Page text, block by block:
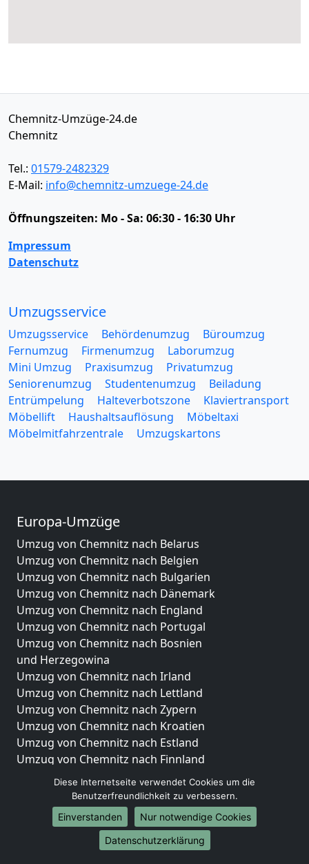
Chemnitz-Umzüge-24.de
Chemnitz
Tel.: 01579-2482329
E-Mail: info@chemnitz-umzuege-24.de
Öffnungszeiten: Mo - Sa: 06:30 - 16:30 Uhr
Impressum
Datenschutz
Umzugsservice
Umzugsservice Behördenumzug
Büroumzug
Fernumzug
Firmenumzug
Laborumzug
Mini Umzug
Praxisumzug
Privatumzug
Seniorenumzug
Studentenumzug
Beiladung
Entrümpelung
Halteverbotszone
Klaviertransport
Möbellift
Haushaltsauflösung
Möbeltaxi
Möbelmitfahrzentrale
Umzugskartons
Europa-Umzüge
Umzug von Chemnitz nach Belarus
Umzug von Chemnitz nach Belgien
Umzug von Chemnitz nach Bulgarien
Umzug von Chemnitz nach Dänemark
Umzug von Chemnitz nach England
Umzug von Chemnitz nach Portugal
Umzug von Chemnitz nach Bosnien
und Herzegowina
Umzug von Chemnitz nach Irland
Umzug von Chemnitz nach Lettland
Umzug von Chemnitz nach Zypern
Umzug von Chemnitz nach Kroatien
Umzug von Chemnitz nach Estland
Umzug von Chemnitz nach Finnland
Umzug von Chemnitz nach Frankreich
Umzug von Chemnitz nach Griechenland
Umzug von Chemnitz nach Italien
Umzug von Chemnitz nach Liechtenstein
Umzug von Chemnitz nach Luxemburg
Diese Internetseite verwendet Cookies um die
Benutzerfreundlichkeit zu verbessern.
Einverstanden
Nur notwendige Cookies
Datenschutzerklärung